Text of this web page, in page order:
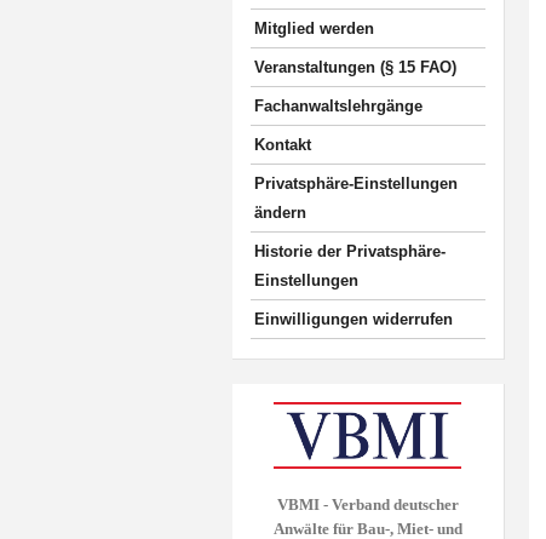
Mitglied werden
Veranstaltungen (§ 15 FAO)
Fachanwaltslehrgänge
Kontakt
Privatsphäre-Einstellungen
ändern
Historie der Privatsphäre-
Einstellungen
Einwilligungen widerrufen
VBMI - Verband deutscher
Anwälte für Bau-, Miet- und